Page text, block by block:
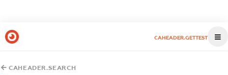
CAHEADER.GETTEST
CAHEADER.SEARCH